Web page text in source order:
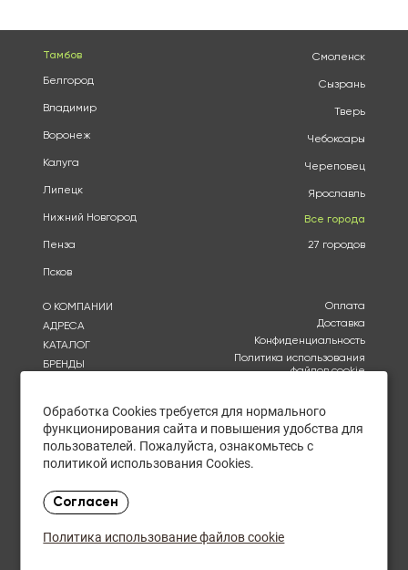
Тамбов
Белгород
Владимир
Воронеж
Калуга
Липецк
Нижний Новгород
Пенза
Псков
Смоленск
Сызрань
Тверь
Чебоксары
Череповец
Ярославль
Все города
27 городов
О КОМПАНИИ
АДРЕСА
КАТАЛОГ
БРЕНДЫ
ОТЗЫВЫ
КОНТАКТЫ
Оплата
Доставка
Конфиденциальность
Политика использования
файлов cookie
Политика в отношении
Обработка Cookies требуется для нормального
функционирования сайта и повышения удобства для
пользователей. Пожалуйста, ознакомьтесь с
политикой использования Cookies.
Согласен
Политика использование файлов cookie